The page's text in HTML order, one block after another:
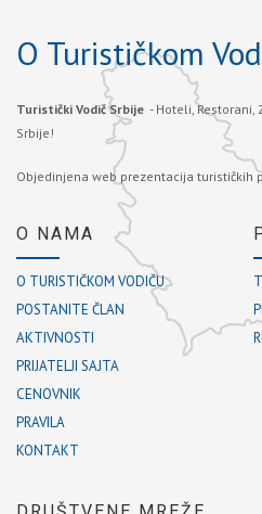
O Turističkom
Turistički Vodič Srbije - Hoteli,
Srbije!
Objedinjena web prezentacija turističkih
O NAMA
O TURISTIČKOM VODIČU
POSTANITE ČLAN
AKTIVNOSTI
PRIJATELJI SAJTA
CENOVNIK
PRAVILA
KONTAKT